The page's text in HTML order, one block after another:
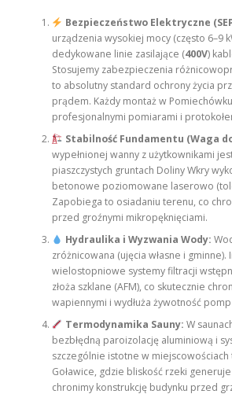
Bezpieczeństwo Elektryczne
urządzenia wysokiej mocy (często 6–9
dedykowane linie zasilające (400V)
Stosujemy zabezpieczenia
to absolutny standard ochrony życia
prądem. Każdy montaż w
profesjonalnymi pomiarami i
Stabilność Fundamentu (Waga
wypełnionej wanny z użytkownikami
piaszczystych gruntach Doliny Wkry
betonowe poziomowane laserowo
Zapobiega to osiadaniu terenu, co
przed groźnymi mikropęknięciami.
Hydraulika i Wyzwania Wody:
zróżnicowana (ujęcia własne i gminne).
wielostopniowe systemy filtracji
złoża szklane (AFM), co skutecznie
wapiennymi i wydłuża żywotność
Termodynamika Sauny: W
bezbłędną paroizolację aluminiową i
szczególnie istotne w miejscowościach
Goławice, gdzie bliskość rzeki
chronimy konstrukcję budynku przed